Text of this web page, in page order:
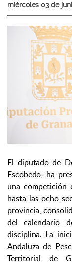
miércoles 03 de
El diputado de
Escobedo, ha
una competición
hasta las ocho
provincia,
del calendario
disciplina. La
Andaluza de
Territorial de